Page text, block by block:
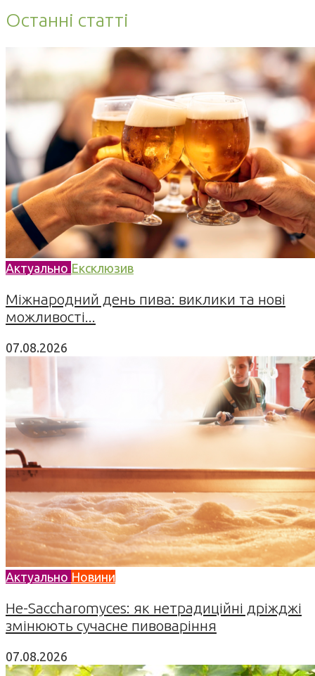
Останні статті
Актуально Ексклюзив
Міжнародний день пива: виклики та нові
можливості...
07.08.2026
Актуально Новини
Не-Saccharomyces: як нетрадиційні дріжджі
змінюють сучасне пивоваріння
07.08.2026